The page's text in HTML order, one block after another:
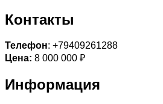
Контакты
Телефон: +79409261288
Цена: 8 000 000 ₽
Информация